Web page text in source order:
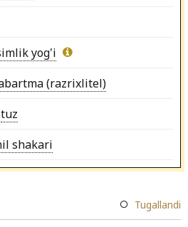
yog'i
(razrixlitel)
tuz
shakari
Tugallandi